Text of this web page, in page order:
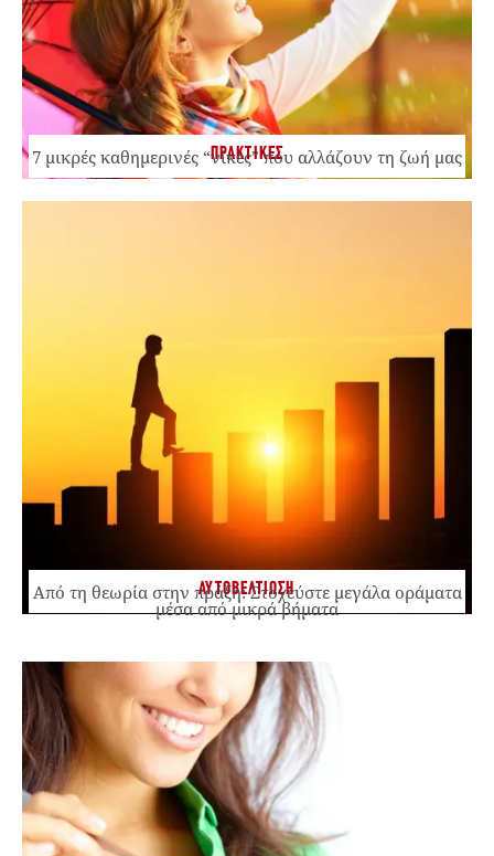
ΠΡΑΚΤΙΚΕΣ
7 μικρές καθημερινές “νίκες” που αλλάζουν τη ζωή μας
ΑΥΤΟΒΕΛΤΙΩΣΗ
Από τη θεωρία στην πράξη: Στοχεύστε μεγάλα οράματα
μέσα από μικρά βήματα